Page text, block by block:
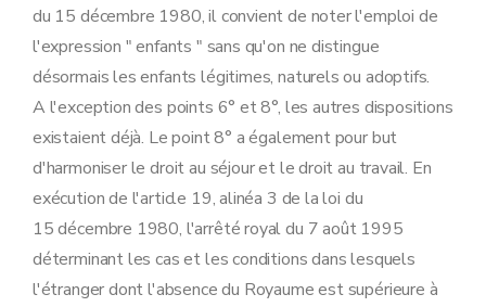
du 15 décembre 1980, il convient de noter l'emploi de
l'expression " enfants " sans qu'on ne distingue
désormais les enfants légitimes, naturels ou adoptifs.
A l'exception des points 6° et 8°, les autres dispositions
existaient déjà. Le point 8° a également pour but
d'harmoniser le droit au séjour et le droit au travail. En
exécution de l'article 19, alinéa 3 de la loi du
15 décembre 1980, l'arrêté royal du 7 août 1995
déterminant les cas et les conditions dans lesquels
l'étranger dont l'absence du Royaume est supérieure à